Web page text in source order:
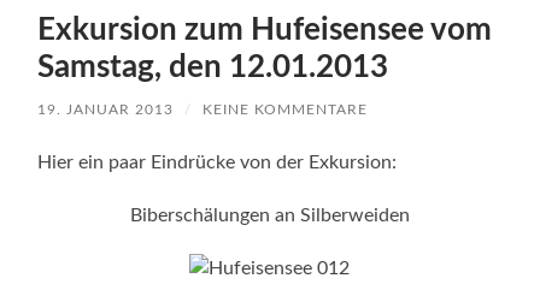
Exkursion zum Hufeisensee vom
Samstag, den 12.01.2013
19. JANUAR 2013 / KEINE KOMMENTARE
Hier ein paar Eindrücke von der Exkursion:
Biberschälungen an Silberweiden